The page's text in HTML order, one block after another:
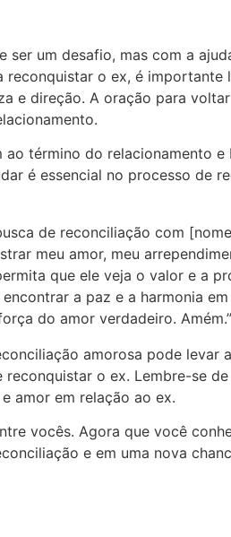
um desafio, mas com a
o ex, é
e direção. A oração para
término do relacionamento
é essencial no processo de
de reconciliação com
meu amor, meu
que ele veja o valor e a
a paz e a harmonia
do amor verdadeiro. Amém.”
amorosa pode levar
o ex. Lembre-se
amor em relação ao ex.
vocês. Agora que você
e em uma nova